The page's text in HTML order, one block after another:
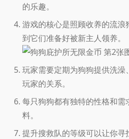
的乐趣。
游戏的核心是照顾收养的流
到它们准备好被新主人领养。
玩家需要定期为狗狗提供洗
玩家的关系。
每只狗狗都有独特的性格和
料。
提升搜救队的等级可以让你寻